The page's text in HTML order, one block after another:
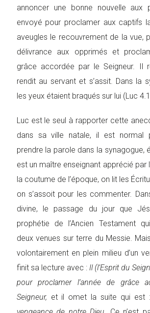
annoncer une bonne nouvelle aux
envoyé pour proclamer aux captifs
aveugles le recouvrement de la vue,
délivrance aux opprimés et
grâce accordée par le Seigneur. Il
rendit au servant et s’assit. Dans la
les yeux étaient braqués sur lui (Luc
Luc est le seul à rapporter cette
dans sa ville natale, il est normal
prendre la parole dans la synagogue,
est un maître enseignant apprécié par
la coutume de l’époque, on lit les
on s’assoit pour les commenter.
divine, le passage du jour que
prophétie de l’Ancien Testament
deux venues sur terre du Messie.
volontairement en plein milieu d’un
finit sa lecture avec : Il (l’Esprit du
pour proclamer l’année de grâce
Seigneur, et il omet la suite qui est :